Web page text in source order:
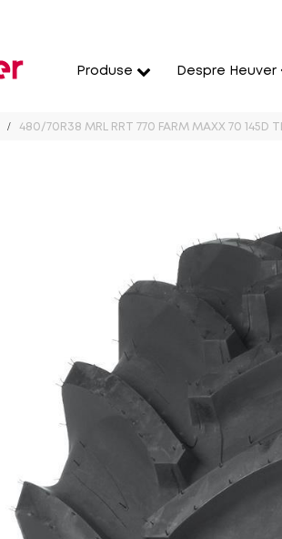
Produse Despre Heuver
480/70R38 MRL RRT 770 FARM MAXX 70 145D TL